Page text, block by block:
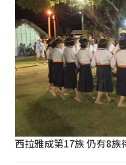
西拉雅成第17族 仍有8族